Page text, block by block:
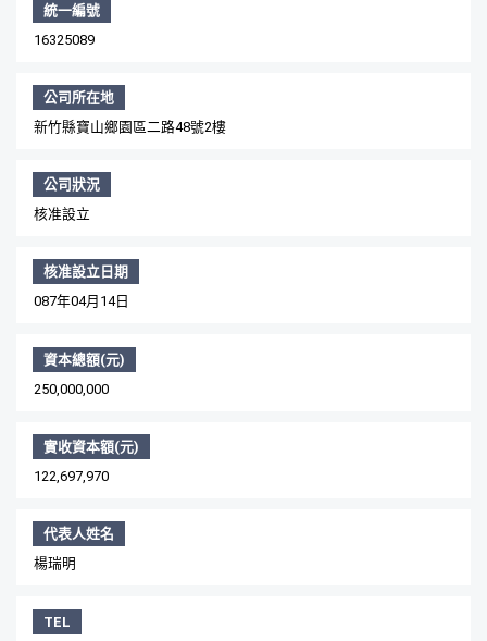
統一編號
16325089
公司所在地
新竹縣寶山鄉園區二路48號2樓
公司狀況
核准設立
核准設立日期
087年04月14日
資本總額(元)
250,000,000
實收資本額(元)
122,697,970
代表人姓名
楊瑞明
TEL